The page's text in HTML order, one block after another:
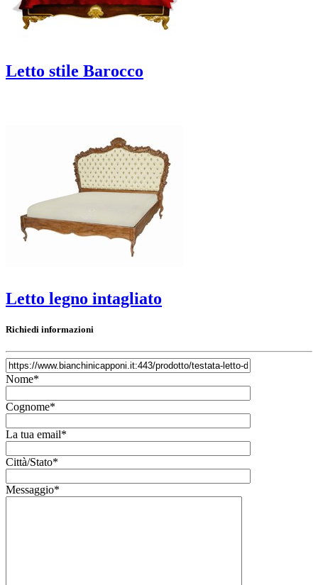
Letto stile Barocco
Letto legno intagliato
Richiedi informazioni
Nome*
Cognome*
La tua email*
Città/Stato*
Messaggio*